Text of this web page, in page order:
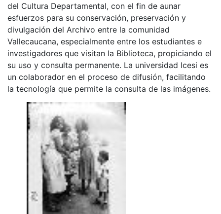
del Cultura Departamental, con el fin de aunar
esfuerzos para su conservación, preservación y
divulgación del Archivo entre la comunidad
Vallecaucana, especialmente entre los estudiantes e
investigadores que visitan la Biblioteca, propiciando el
su uso y consulta permanente. La universidad Icesi es
un colaborador en el proceso de difusión, facilitando
la tecnología que permite la consulta de las imágenes.